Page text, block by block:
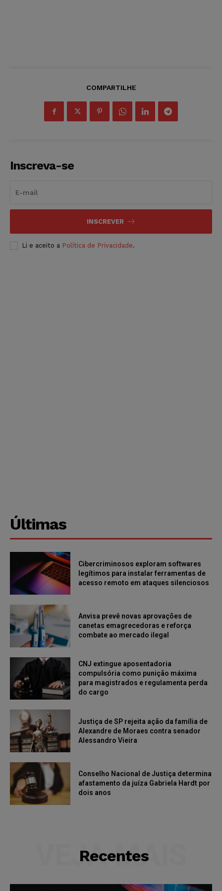
COMPARTILHE
Inscreva-se
INSCREVER
Li e aceito a Política de Privacidade.
Últimas
Cibercriminosos exploram softwares
legítimos para instalar ferramentas de
acesso remoto em ataques silenciosos
Anvisa prevê novas aprovações de
canetas emagrecedoras e reforça
combate ao mercado ilegal
CNJ extingue aposentadoria
compulsória como punição máxima
para magistrados e regulamenta perda
do cargo
Justiça de SP rejeita ação da família de
Alexandre de Moraes contra senador
Alessandro Vieira
Conselho Nacional de Justiça determina
afastamento da juíza Gabriela Hardt por
dois anos
Recentes
VEJA MAIS